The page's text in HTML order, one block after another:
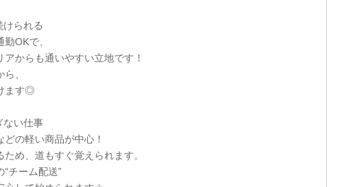
られる
OKで、
からも通いやすい立地です！
、
ます◎
ない仕事
の軽い商品が中心！
め、道もすぐ覚えられます。
“チーム配送”